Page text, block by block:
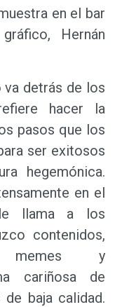
en el bar
Hernán
va detrás de los
hacer la
pasos que los
ser exitosos
hegemónica.
en el
le llama a los
contenidos,
memes y
cariñosa de
baja calidad.